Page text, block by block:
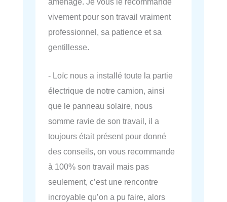
vivement pour son travail vraiment
professionnel, sa patience et sa
gentillesse.
- Loïc nous a installé toute la partie
électrique de notre camion, ainsi
que le panneau solaire, nous
somme ravie de son travail, il a
toujours était présent pour donné
des conseils, on vous recommande
à 100% son travail mais pas
seulement, c’est une rencontre
incroyable qu’on a pu faire, alors